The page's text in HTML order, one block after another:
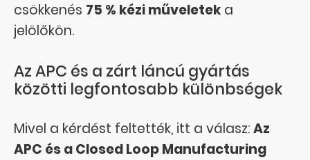
csökkenés 75 % kézi műveletek a
jelölőkön.
Az APC és a zárt láncú gyártás
közötti legfontosabb különbségek
Mivel a kérdést feltették, itt a válasz:Az
APC és a Closed Loop Manufacturing